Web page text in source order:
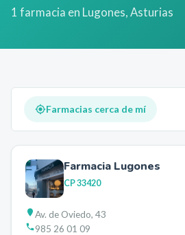
1 farmacia en Lugones,Asturias
Farmacias cerca de mí
Farmacia Lugones
CP33420
Av. de Oviedo, 43
985 26 01 09